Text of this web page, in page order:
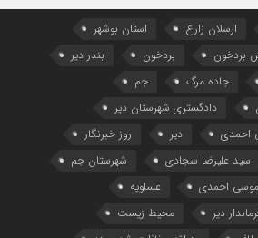
ارسلان زارع
استان بوشهر
بردخون بردخون
بندر دیر
جاده مرگ
جم
دادگستری شهرستان دیر
احمدی دیر
روز خبرنگار
سید علیرضا سجادی
شهرستان جم
احمدی
عسلویه
دیر
محیط زیست